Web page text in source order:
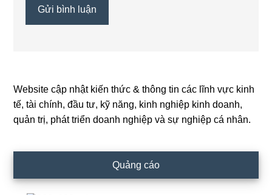
Primary
Sidebar
Website cập nhật kiến thức & thông tin các lĩnh vực kinh
tế, tài chính, đầu tư, kỹ năng, kinh nghiệp kinh doanh,
quản trị, phát triển doanh nghiệp và sự nghiệp cá nhân.
Quảng cáo